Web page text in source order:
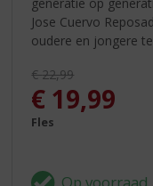
Jose Cuervo
oudere en jongere
Originele prijs was:
€22,99
, Huidige
€ 19,99
Fles